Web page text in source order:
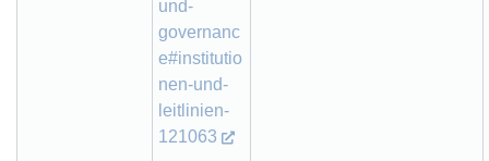
und-
governanc
e#institutio
nen-und-
leitlinien-
121063